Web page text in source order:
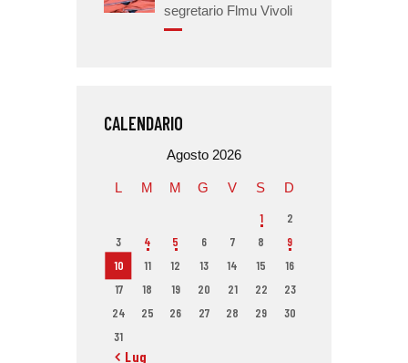
segretario Flmu Vivoli
CALENDARIO
Agosto 2026
L M M G V S D
1
2
3
4 5 6 7 8
9
10
11 12 13 14 15
16
17
18 19 20 21 22
23
24
25 26 27 28 29
30
31
« Lug